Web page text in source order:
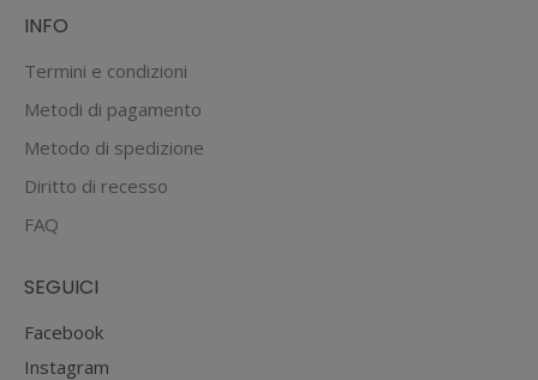
INFO
Termini e condizioni
Metodi di pagamento
Metodo di spedizione
Diritto di recesso
FAQ
SEGUICI
Facebook
Instagram